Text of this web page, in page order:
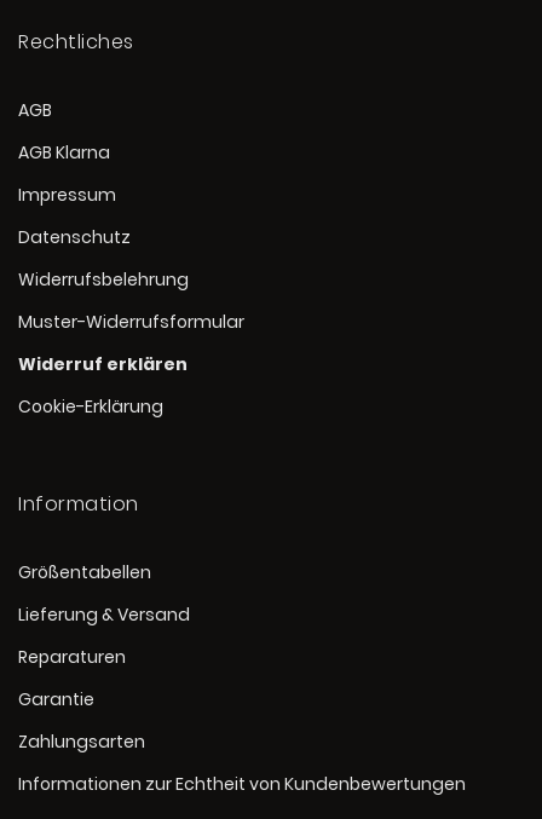
Rechtliches
AGB
AGB Klarna
Impressum
Datenschutz
Widerrufsbelehrung
Muster-Widerrufsformular
Widerruf erklären
Cookie-Erklärung
Information
Größentabellen
Lieferung & Versand
Reparaturen
Garantie
Zahlungsarten
Informationen zur Echtheit von Kundenbewertungen